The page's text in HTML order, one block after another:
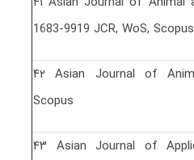
1683-9919 JCR, WoS, Scopus
۴٢ Asian Journal of Animal Sciences 1819-1878
Scopus
۴٣ Asian Journal of Applied Sciences 1996-3343